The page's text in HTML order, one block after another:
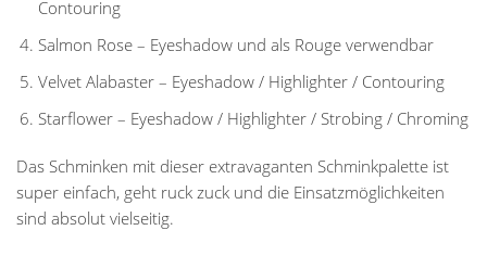
Contouring
Salmon Rose – Eyeshadow und als Rouge verwendbar
Velvet Alabaster – Eyeshadow / Highlighter / Contouring
Starflower – Eyeshadow / Highlighter / Strobing / Chroming
Das Schminken mit dieser extravaganten Schminkpalette ist
super einfach, geht ruck zuck und die Einsatzmöglichkeiten
sind absolut vielseitig.